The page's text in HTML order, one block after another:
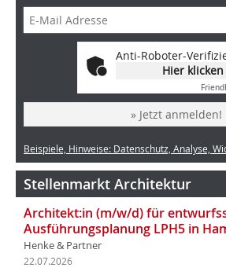
Anti-Roboter-
Hier klicken
» Jetzt anmelden!
Beispiele, Hinweise: Datenschutz, Analyse,
Stellenmarkt Architektur
Architekt:in (m/w/d) für
Ausführungsplanung LPH5 in
Henke & Partner
22.07.2026